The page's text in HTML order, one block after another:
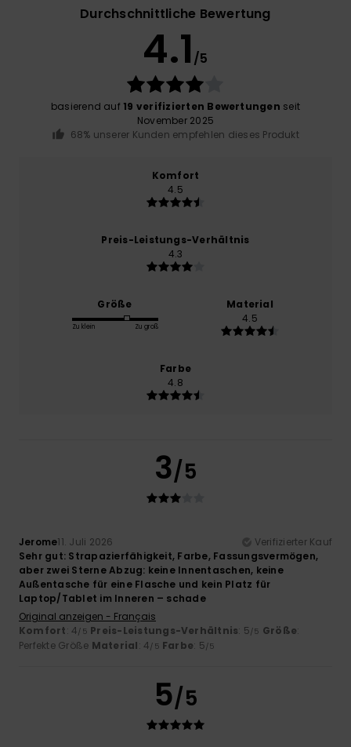
Durchschnittliche Bewertung
4.1 /5
basierend auf 19 verifizierten Bewertungen seit
November 2025
68% unserer Kunden empfehlen dieses Produkt
Komfort
4.5
Preis-Leistungs-Verhältnis
4.3
Größe
Zu klein Zu groß
Material
4.5
Farbe
4.8
3/5
Jerome11. Juli 2026
Verifizierter Kauf
Sehr gut: Strapazierfähigkeit, Farbe, Fassungsvermögen,
aber zwei Sterne Abzug: keine Innentaschen, keine
Außentasche für eine Flasche und kein Platz für
Laptop/Tablet im Inneren – schade
Original anzeigen - Français
Komfort: 4/5 Preis-Leistungs-Verhältnis: 5/5 Größe:
Perfekte Größe Material: 4/5 Farbe: 5/5
5/5